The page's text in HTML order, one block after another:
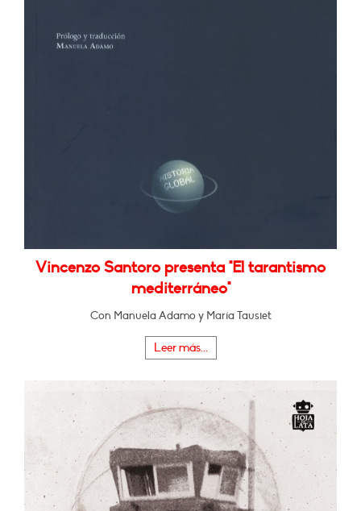
Vincenzo Santoro presenta "El tarantismo
mediterráneo"
Con Manuela Adamo y María Tausiet
Leer más...